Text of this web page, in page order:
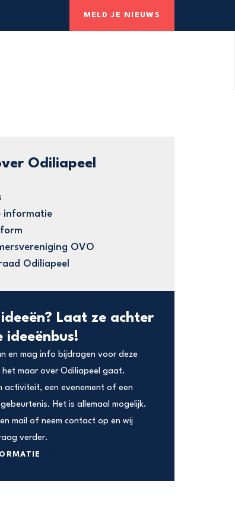
MELD JE NIEUWS
Odiliapeel
informatie
OVO
Odiliapeel
Laat ze achter
ideeënbus!
en mag info bijdragen voor deze
het maar over Odiliapeel gaat.
activiteit, een evenement of een
Het is allemaal mogelijk.
mail of neem contact op en wij
verder.